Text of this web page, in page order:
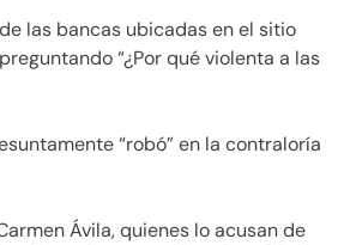
las bancas ubicadas en el sitio
“¿Por qué violenta a las
“robó” en la contraloría
Ávila, quienes lo acusan de